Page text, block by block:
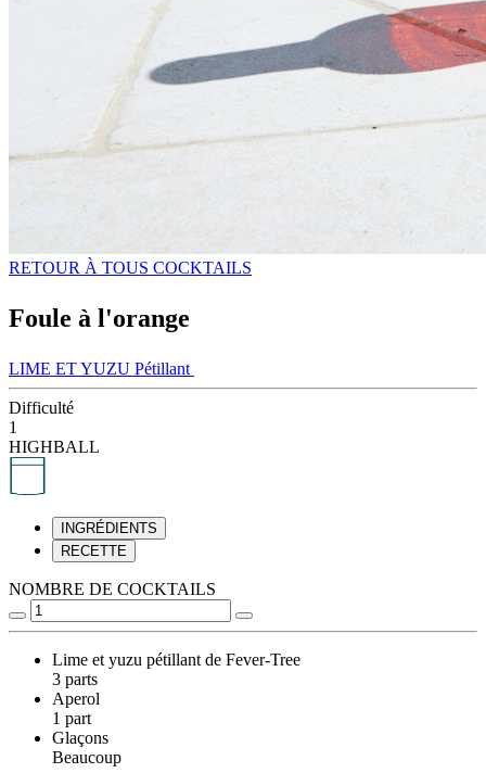
RETOUR À TOUS COCKTAILS
Foule à l'orange
LIME ET YUZU Pétillant
Difficulté
1
HIGHBALL
INGRÉDIENTS
RECETTE
NOMBRE DE COCKTAILS
Lime et yuzu pétillant de Fever-Tree
3 parts
Aperol
1 part
Glaçons
Beaucoup